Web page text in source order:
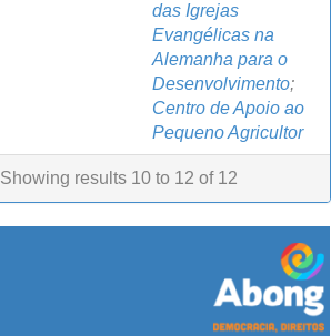
das Igrejas
Evangélicas na
Alemanha para o
Desenvolvimento;
Centro de Apoio ao
Pequeno Agricultor
Showing results 10 to 12 of 12